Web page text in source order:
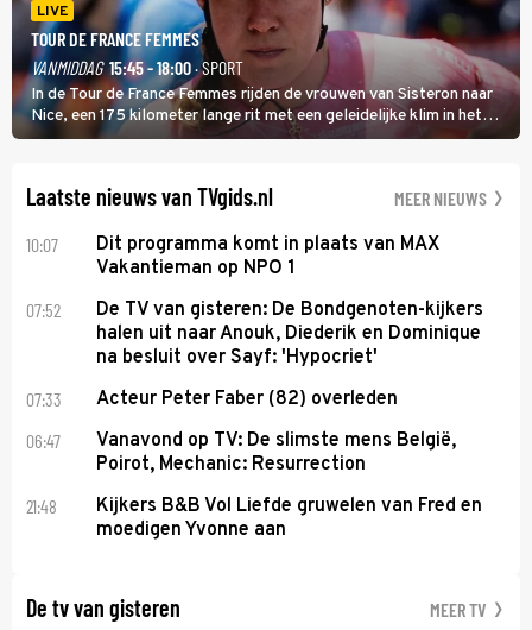
LIVE
TOUR DE FRANCE FEMMES
VANMIDDAG 15:45 - 18:00· SPORT
In de Tour de France Femmes rijden de vrouwen van Sisteron naar
Nice, een 175 kilometer lange rit met een geleidelijke klim in het
midden. Dat is mogelijk niet de zwaarste hindernis, dat is de
Laatste nieuws van TVgids.nl MEER NIEUWS
10:07
Dit programma komt in plaats van MAX
Vakantieman op NPO 1
07:52
De TV van gisteren: De Bondgenoten-kijkers
halen uit naar Anouk, Diederik en Dominique
na besluit over Sayf: 'Hypocriet'
07:33 Acteur Peter Faber (82) overleden
06:47
Vanavond op TV: De slimste mens België,
Poirot, Mechanic: Resurrection
21:48
Kijkers B&B Vol Liefde gruwelen van Fred en
moedigen Yvonne aan
De tv van gisteren MEER TV